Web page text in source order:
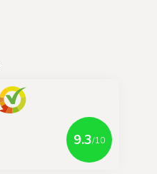
9.3/10